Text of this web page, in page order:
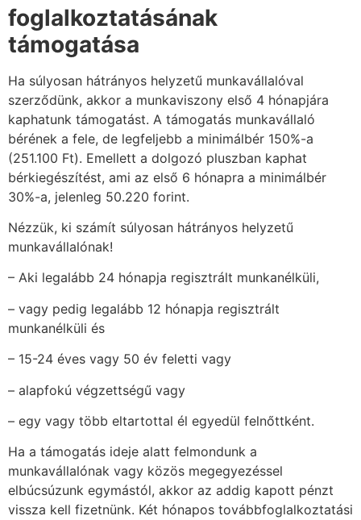
foglalkoztatásának
támogatása
Ha súlyosan hátrányos helyzetű munkavállalóval
szerződünk, akkor a munkaviszony első 4 hónapjára
kaphatunk támogatást. A támogatás munkavállaló
bérének a fele, de legfeljebb a minimálbér 150%-a
(251.100 Ft). Emellett a dolgozó pluszban kaphat
bérkiegészítést, ami az első 6 hónapra a minimálbér
30%-a, jelenleg 50.220 forint.
Nézzük, ki számít súlyosan hátrányos helyzetű
munkavállalónak!
– Aki legalább 24 hónapja regisztrált munkanélküli,
– vagy pedig legalább 12 hónapja regisztrált
munkanélküli és
– 15-24 éves vagy 50 év feletti vagy
– alapfokú végzettségű vagy
– egy vagy több eltartottal él egyedül felnőttként.
Ha a támogatás ideje alatt felmondunk a
munkavállalónak vagy közös megegyezéssel
elbúcsúzunk egymástól, akkor az addig kapott pénzt
vissza kell fizetnünk. Két hónapos továbbfoglalkoztatási